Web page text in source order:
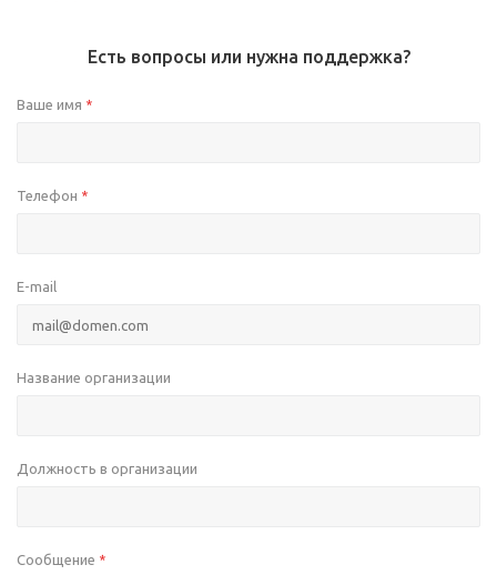
Есть вопросы или нужна поддержка?
Ваше имя *
Телефон *
E-mail
Название организации
Должность в организации
Сообщение *